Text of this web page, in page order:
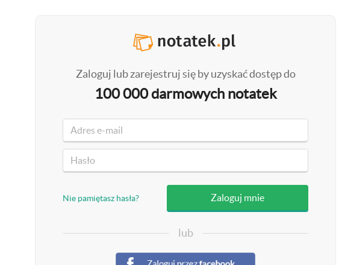
Zaloguj lub zarejestruj się by uzyskać dostęp do
100 000 darmowych notatek
Nie pamiętasz hasła?
lub